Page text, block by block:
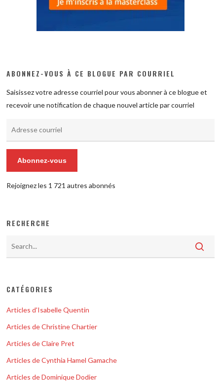
ABONNEZ-VOUS À CE BLOGUE PAR COURRIEL
Saisissez votre adresse courriel pour vous abonner à ce blogue et
recevoir une notification de chaque nouvel article par courriel
Abonnez-vous
Rejoignez les 1 721 autres abonnés
RECHERCHE
CATÉGORIES
Articles d'Isabelle Quentin
Articles de Christine Chartier
Articles de Claire Pret
Articles de Cynthia Hamel Gamache
Articles de Dominique Dodier